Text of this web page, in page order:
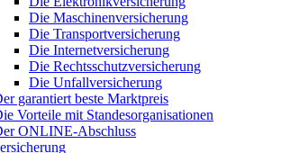
Die Maschinenversicherung
Die Transportversicherung
Die Internetversicherung
Die Rechtsschutzversicherung
Die Unfallversicherung
garantiert beste Marktpreis
Vorteile mit Standesorganisationen
ONLINE-Abschluss